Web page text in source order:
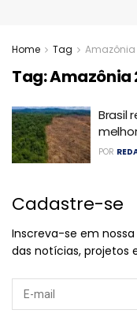
Home Tag Amazônia
Tag:Amazônia
Brasil
POR
Cadastre-se
Inscreva-se em
das notícias, projetos